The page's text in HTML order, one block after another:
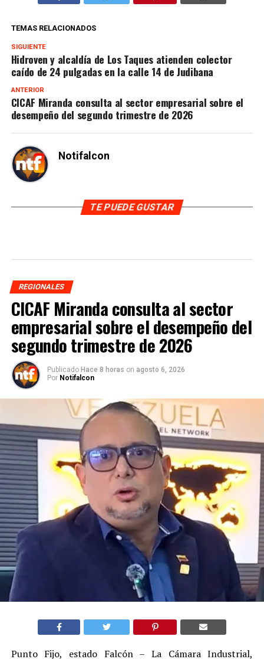
TEMAS RELACIONADOS
SIGUIENTE
Hidroven y alcaldía de Los Taques atienden colector
caído de 24 pulgadas en la calle 14 de Judibana
ANTERIOR
CICAF Miranda consulta al sector empresarial sobre el
desempeño del segundo trimestre de 2026
Notifalcon
TE PUEDE GUSTAR
REGIONALES
CICAF Miranda consulta al sector
empresarial sobre el desempeño del
segundo trimestre de 2026
Publicado Hace 8 horas on agosto 6, 2026
Por Notifalcon
Punto Fijo, estado Falcón – La Cámara Industrial,